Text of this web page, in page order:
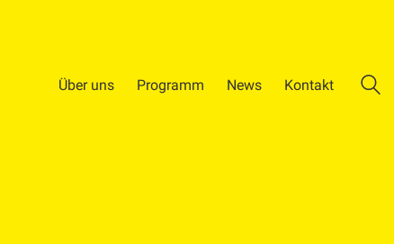
Über uns Programm News Kontakt